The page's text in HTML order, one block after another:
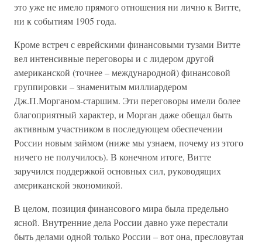
это уже не имело прямого отношения ни лично к Витте,
ни к событиям 1905 года.
Кроме встреч с еврейскими финансовыми тузами Витте
вел интенсивные переговоры и с лидером другой
американской (точнее – международной) финансовой
группировки – знаменитым миллиардером
Дж.П.Морганом-старшим. Эти переговоры имели более
благоприятный характер, и Морган даже обещал быть
активным участником в последующем обеспечении
России новым займом (ниже мы узнаем, почему из этого
ничего не получилось). В конечном итоге, Витте
заручился поддержкой основных сил, руководящих
американской экономикой.
В целом, позиция финансового мира была предельно
ясной. Внутренние дела России давно уже перестали
быть делами одной только России – вот она, пресловутая